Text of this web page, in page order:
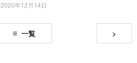
2020年12月14日
一覧 >